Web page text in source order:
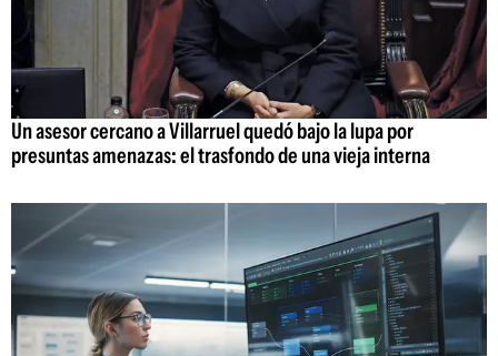
Un asesor cercano a Villarruel quedó bajo la lupa por
presuntas amenazas: el trasfondo de una vieja interna